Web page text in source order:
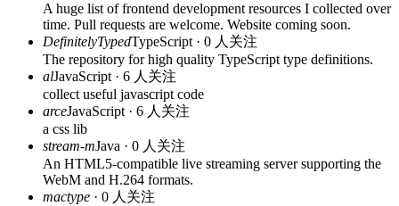
A huge list of frontend development resources I collected over
time. Pull requests are welcome. Website coming soon.
DefinitelyTypedTypeScript · 0 人关注
The repository for high quality TypeScript type definitions.
alJavaScript · 6 人关注
collect useful javascript code
arceJavaScript · 6 人关注
a css lib
stream-mJava · 0 人关注
An HTML5-compatible live streaming server supporting the
WebM and H.264 formats.
mactype · 0 人关注